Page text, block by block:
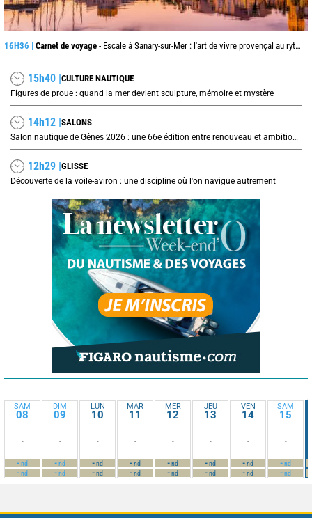
16H36 | Carnet de voyage - Escale à Sanary-sur-Mer : l'art de vivre provençal au rythme du port
15h40 |CULTURE NAUTIQUE
Figures de proue : quand la mer devient sculpture, mémoire et mystère
14h12 |SALONS
Salon nautique de Gênes 2026 : une 66e édition entre renouveau et ambitions internationales
12h29 |GLISSE
Découverte de la voile-aviron : une discipline où l'on navigue autrement
SAM
08
-
-nd
-nd
DIM
09
-
-nd
-nd
LUN
10
-
-nd
-nd
MAR
11
-
-nd
-nd
MER
12
-
-nd
-nd
JEU
13
-
-nd
-nd
VEN
14
-
-nd
-nd
SAM
15
-
-nd
-nd